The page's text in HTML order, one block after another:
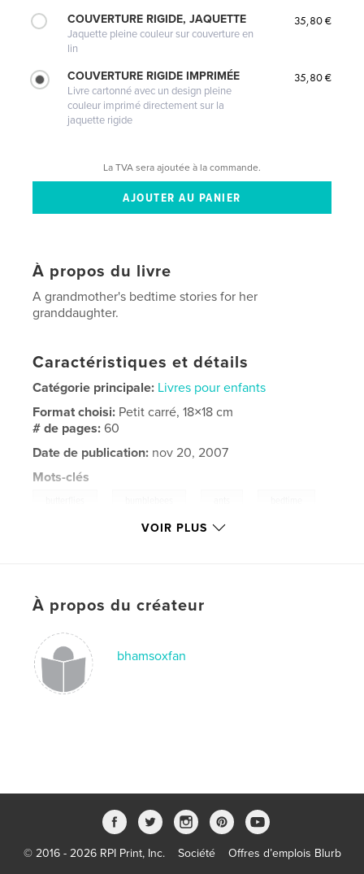
COUVERTURE RIGIDE, JAQUETTE
Jaquette pleine couleur sur couverture en
lin
35,80 €
COUVERTURE RIGIDE IMPRIMÉE
Livre cartonné avec un design pleine
couleur imprimé directement sur la
jaquette rigide
35,80 €
La TVA sera ajoutée à la commande.
À propos du livre
A grandmother's bedtime stories for her
granddaughter.
Caractéristiques et détails
Catégorie principale: Livres pour enfants
Format choisi: Petit carré, 18×18 cm
# de pages:60
Date de publication: nov 20, 2007
Mots-clés
VOIR PLUS
À propos du créateur
bhamsoxfan
© 2016 - 2026 RPI Print, Inc. Société
Offres d’emplois Blurb